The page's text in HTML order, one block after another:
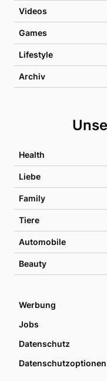
Videos
Games
Lifestyle
Archiv
Health
Liebe
Family
Tiere
Automobile
Beauty
Werbung
Jobs
Datenschutz